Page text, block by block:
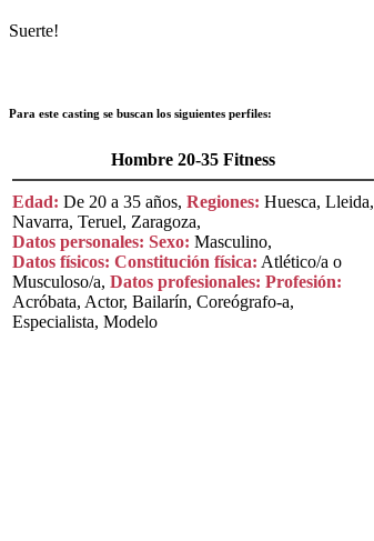
Suerte!
Para este casting se buscan los siguientes perfiles:
Hombre 20-35 Fitness
Edad: De 20 a 35 años, Regiones: Huesca, Lleida,
Navarra, Teruel, Zaragoza,
Datos personales: Sexo: Masculino,
Datos físicos: Constitución física: Atlético/a o
Musculoso/a, Datos profesionales: Profesión:
Acróbata, Actor, Bailarín, Coreógrafo-a,
Especialista, Modelo